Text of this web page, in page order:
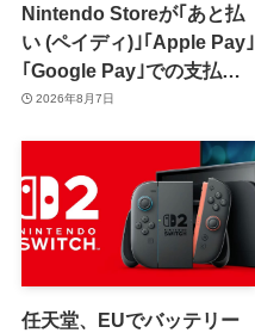
Nintendo Storeが｢あと払
い (ペイディ)｣｢Apple Pay｣
｢Google Pay｣での支払い
に対応
2026年8月7日
任天堂、EUでバッテリー